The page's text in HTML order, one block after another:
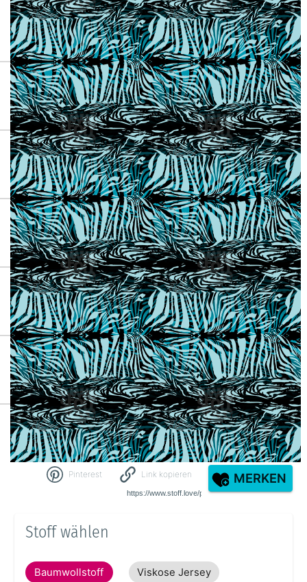
Pinterest Link kopieren MERKEN
Stoff wählen
Baumwollstoff Viskose Jersey